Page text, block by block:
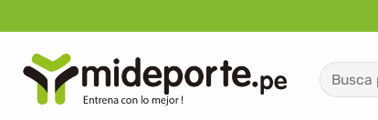
al
contenido
Buscar
por: